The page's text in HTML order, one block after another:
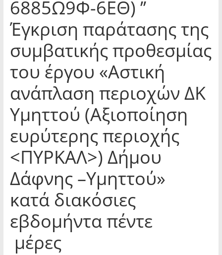
6885Ω9Φ-6ΕΘ) ’’
Έγκριση παράτασης της
συμβατικής προθεσμίας
του έργου «Αστική
ανάπλαση περιοχών ΔΚ
Υμηττού (Αξιοποίηση
ευρύτερης περιοχής
<ΠΥΡΚΑΛ>) Δήμου
Δάφνης –Υμηττού»
κατά διακόσιες
εβδομήντα πέντε
μέρες